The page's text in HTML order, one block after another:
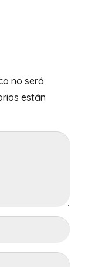
no será
están